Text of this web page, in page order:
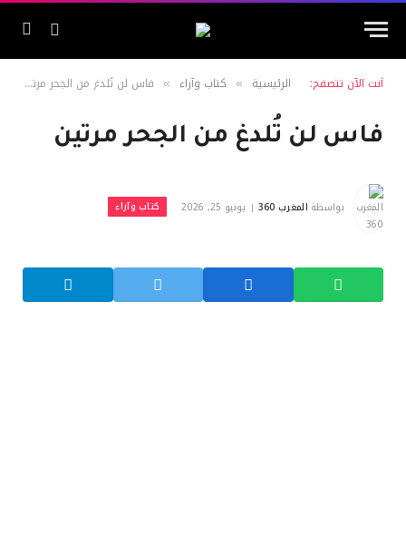
أنت الآن تتصفح: الرئيسية » كتاب وآراء » فاس لن تُلدغ من الجحر مرتين
فاس لن تُلدغ من الجحر مرتين
بواسطة المغرب 360 يونيو 25, 2026 كتاب وآراء